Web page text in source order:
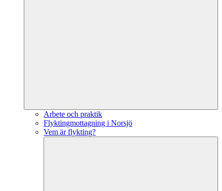
Arbete och praktik
Flyktingmottagning i Norsjö
Vem är flykting?